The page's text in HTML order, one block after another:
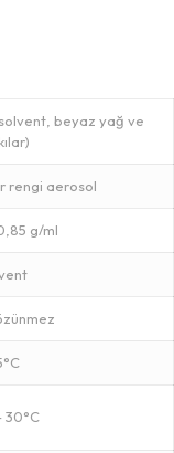
beyaz yağ ve
rengi aerosol
g/ml
30°C